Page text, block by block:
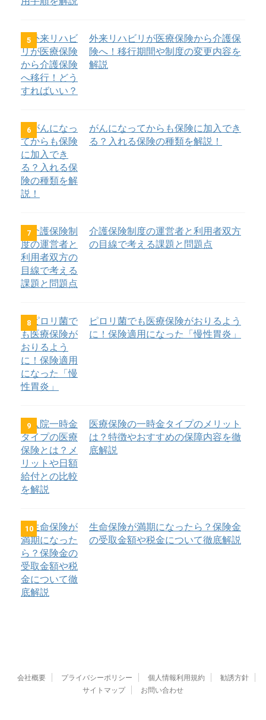
5
外来リハビリが医療保険から介護保
険へ！移行期間や制度の変更内容を
解説
6
がんになってからも保険に加入でき
る？入れる保険の種類を解説！
7
介護保険制度の運営者と利用者双方
の目線で考える課題と問題点
8
ピロリ菌でも医療保険がおりるよう
に！保険適用になった「慢性胃炎」
9
医療保険の一時金タイプのメリット
は？特徴やおすすめの保障内容を徹
底解説
10
生命保険が満期になったら？保険金
の受取金額や税金について徹底解説
会社概要 プライバシーポリシー 個人情報利用規約
勧誘方針
サイトマップ
お問い合わせ